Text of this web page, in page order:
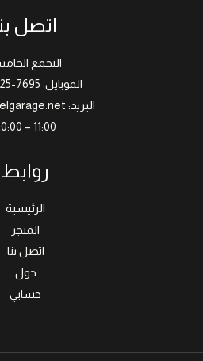
اتصل
التجمع
الموبايل: 7695-225-0101
البريد: info@opelgarage.net
11:00 – 20:00
روابط
الرئيسية
المتجر
اتصل بنا
حول
حسابي